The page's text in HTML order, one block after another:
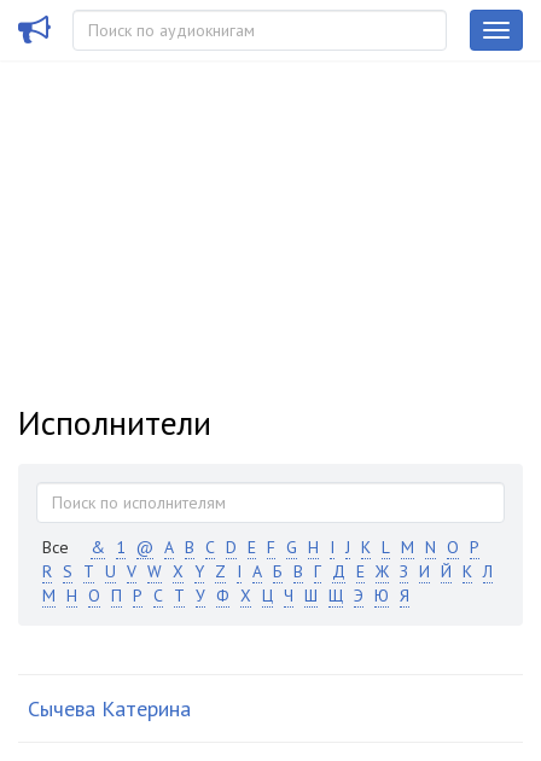
Исполнители
Все & 1 @ A B C D E F G H I J K L M N O P
R S T U V W X Y Z І А Б В Г Д Е Ж З И Й К Л
М Н О П Р С Т У Ф Х Ц Ч Ш Щ Э Ю Я
Сычева Катерина